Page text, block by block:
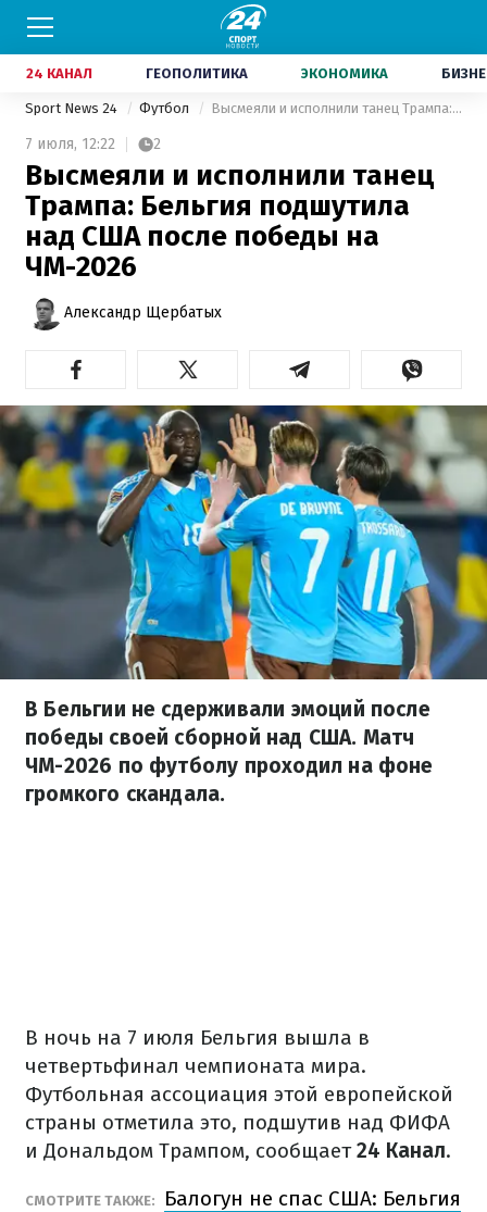
24 КАНАЛ ГЕОПОЛИТИКА ЭКОНОМИКА
Sport News 24 Футбол Высмеяли и исполнили танец Трампа: Бельгия подшутила над США после победы на ЧМ-2026
7 июля, 12:22 2
Высмеяли и исполнили танец
Трампа: Бельгия подшутила
над США после победы на
ЧМ-2026
Александр Щербатых
В Бельгии не сдерживали эмоций после
победы своей сборной над США. Матч
ЧМ-2026 по футболу проходил на фоне
громкого скандала.
В ночь на 7 июля Бельгия вышла в
четвертьфинал чемпионата мира.
Футбольная ассоциация этой европейской
страны отметила это, подшутив над ФИФА
и Дональдом Трампом, сообщает24 Канал.
СМОТРИТЕ ТАКЖЕ:
Балогун не спас США: Бельгия